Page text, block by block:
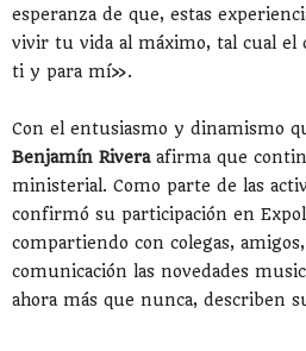
esperanza de que, estas
vivir tu vida al máximo, tal cual el
ti y para mí».
Con el entusiasmo y dinamismo
Benjamín Riveraafirma que
ministerial. Como parte de las
confirmó su participación en
compartiendo con colegas,
comunicación las novedades
ahora más que nunca, describen